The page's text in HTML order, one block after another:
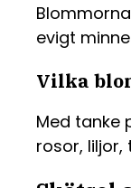
evigt
Vilka
Med tanke
rosor,